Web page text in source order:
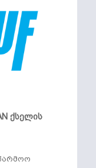
ქსელის